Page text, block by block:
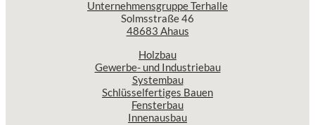
Unternehmensgruppe Terhalle
Solmsstraße 46
48683 Ahaus
Holzbau
Gewerbe- und Industriebau
Systembau
Schlüsselfertiges Bauen
Fensterbau
Innenausbau